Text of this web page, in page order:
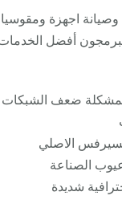
اجهزة
أفضل
لمشكلة ضعف الشبكات
الاصلي
الصناعة
شديدة